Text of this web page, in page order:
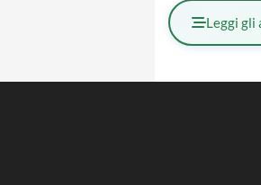
Leggi gli